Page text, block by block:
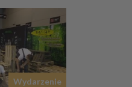
Wydarzenie